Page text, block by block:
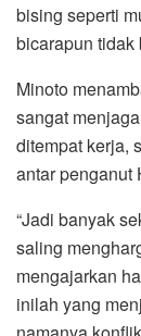
bising seperti
bicarapun tidak
Minoto
sangat
ditempat kerja,
antar penganut
“Jadi banyak
saling
mengajarkan
inilah yang